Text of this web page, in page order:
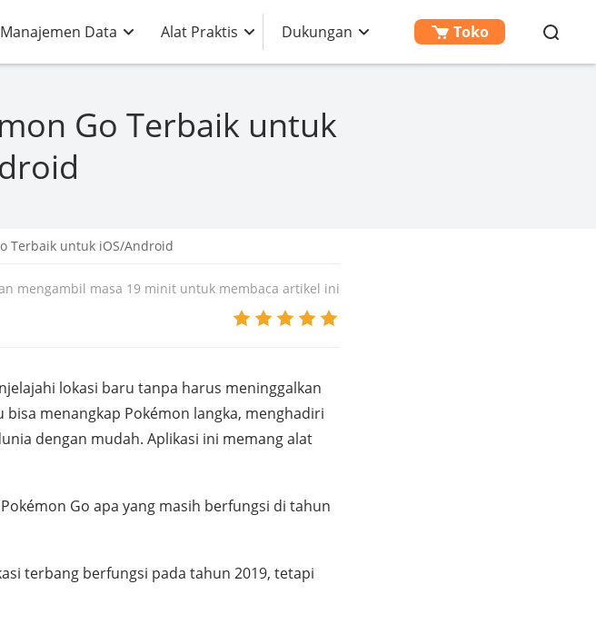
Data Alat Praktis Dukungan Toko
Go Terbaik untuk
Terbaik untuk iOS/Android
mengambil masa 19 minit untuk membaca artikel ini
lokasi baru tanpa harus meninggalkan
bisa menangkap Pokémon langka, menghadiri
dengan mudah. Aplikasi ini memang alat
Go apa yang masih berfungsi di tahun
terbang berfungsi pada tahun 2019, tetapi